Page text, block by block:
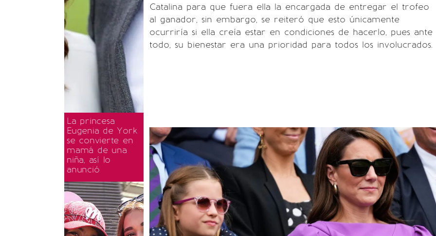
La princesa
Eugenia de York
se convierte en
mamá de una
niña, así lo
anunció
Catalina para que fuera ella la encargada de entregar el trofeo
al ganador, sin embargo, se reiteró que esto únicamente
ocurriría si ella creía estar en condiciones de hacerlo, pues ante
todo, su bienestar era una prioridad para todos los involucrados.